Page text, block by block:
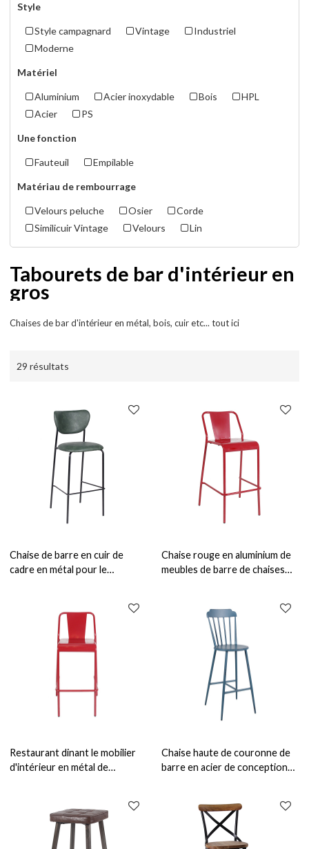
Style
Style campagnard Vintage
Industriel
Moderne
Matériel
Aluminium Acier inoxydable Bois
HPL
Acier
PS
Une fonction
Fauteuil Empilable
Matériau de rembourrage
Velours peluche Osier
Corde
Similicuir Vintage
Velours Lin
Tabourets de bar d'intérieur en
gros
Chaises de bar d'intérieur en métal, bois, cuir etc... tout ici
29 résultats
Chaise de barre en cuir de
cadre en métal pour le
des meubles
Chaise rouge en aluminium de
meubles de barre de chaises
Restaurant dinant le mobilier
d'intérieur en métal de
Chaise haute de couronne de
barre en acier de conception